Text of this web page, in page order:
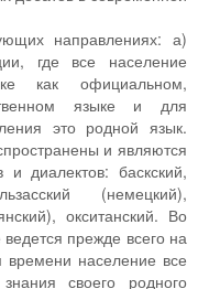
направлениях: а)
где все население
как официальном,
языке и для
это родной язык.
и являются
диалектов: баскский,
(немецкий),
окситанский. Во
прежде всего на
население все
своего родного